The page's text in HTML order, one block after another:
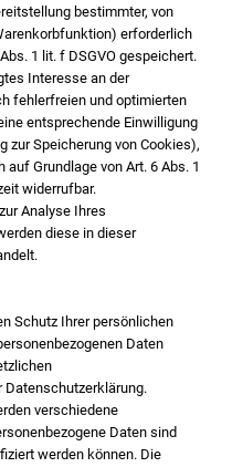
bestimmter, von
erforderlich
1 lit. f DSGVO gespeichert.
Interesse an der
fehlerfreien und optimierten
entsprechende Einwilligung
zur Speicherung von Cookies),
Grundlage von Art. 6 Abs. 1
widerrufbar.
Analyse Ihres
diese in dieser
Schutz Ihrer persönlichen
Daten
verschiedene
Daten sind
werden können. Die